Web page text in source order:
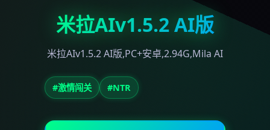
米拉AIv1.5.2 AI版
米拉AIv1.5.2 AI版,PC+安卓,2.94G,Mila AI
#激情闯关 #NTR